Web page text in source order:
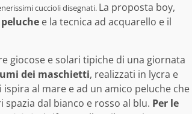
cuccioli disegnati. La proposta boy,
e la tecnica ad acquarello e il
giocose e solari tipiche di una giornata
dei maschietti, realizzati in lycra e
al mare e ad un amico peluche che
dal bianco e rosso al blu. Per le